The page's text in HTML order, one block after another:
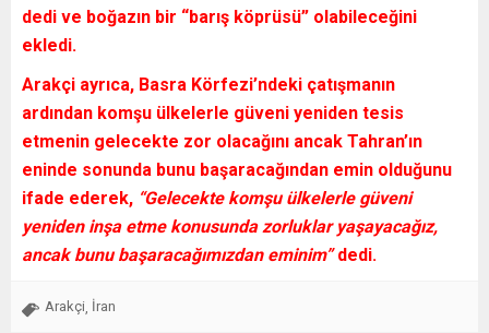
dedi ve boğazın bir “barış köprüsü” olabileceğini
ekledi.
Arakçi ayrıca, Basra Körfezi’ndeki çatışmanın
ardından komşu ülkelerle güveni yeniden tesis
etmenin gelecekte zor olacağını ancak Tahran’ın
eninde sonunda bunu başaracağından emin olduğunu
ifade ederek, “Gelecekte komşu ülkelerle güveni
yeniden inşa etme konusunda zorluklar yaşayacağız,
ancak bunu başaracağımızdan eminim”dedi.
Arakçi İran